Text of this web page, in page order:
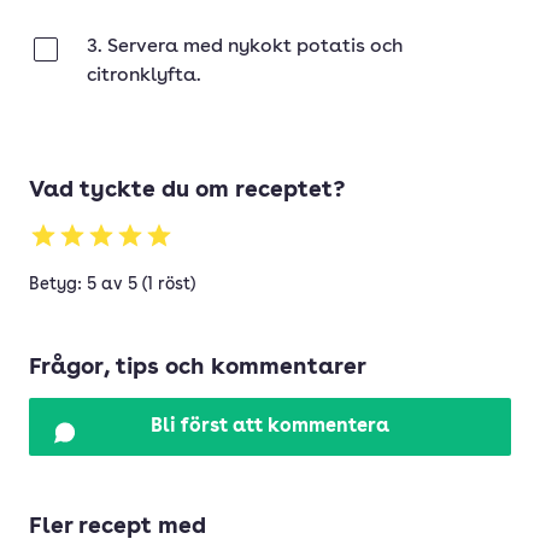
3. Servera med nykokt potatis och
citronklyfta.
Vad tyckte du om receptet?
Betyg: 5 av 5 (1 röst)
Frågor, tips och kommentarer
Bli först att kommentera
Fler recept med